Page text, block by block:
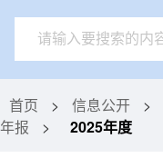
首页 > 信息公开 >
年报
> 2025年度